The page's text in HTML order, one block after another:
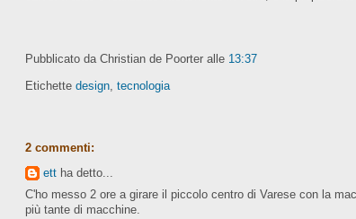
Pubblicato da Christian de Poorter alle 13:37
Etichette design, tecnologia
2 commenti:
ettha detto...
C'ho messo 2 ore a girare il piccolo centro di Varese con la
più tante di macchine.